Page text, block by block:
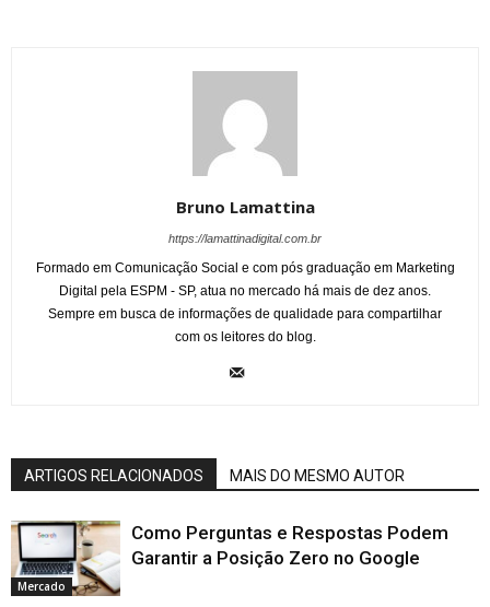
Bruno Lamattina
https://lamattinadigital.com.br
Formado em Comunicação Social e com pós graduação em Marketing
Digital pela ESPM - SP, atua no mercado há mais de dez anos.
Sempre em busca de informações de qualidade para compartilhar
com os leitores do blog.
ARTIGOS RELACIONADOS MAIS DO MESMO AUTOR
Mercado
Como Perguntas e Respostas Podem
Garantir a Posição Zero no Google